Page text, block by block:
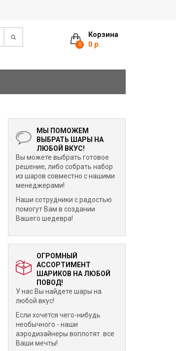
Корзина
0 0 р.
МЫ ПОМОЖЕМ
ВЫБРАТЬ ШАРЫ НА
ЛЮБОЙ ВКУС!
Вы можете выбрать готовое
решение, либо собрать набор
из шаров совместно с нашими
менеджерами!
Наши сотрудники с радостью
помогут Вам в создании
Вашего шедевра!
ОГРОМНЫЙ
АССОРТИМЕНТ
ШАРИКОВ НА ЛЮБОЙ
ПОВОД!
У нас Вы найдете шары на
любой вкус!
Если хочется чего-нибудь
необычного - наши
аэродизайнеры воплотят все
Ваши мечты!